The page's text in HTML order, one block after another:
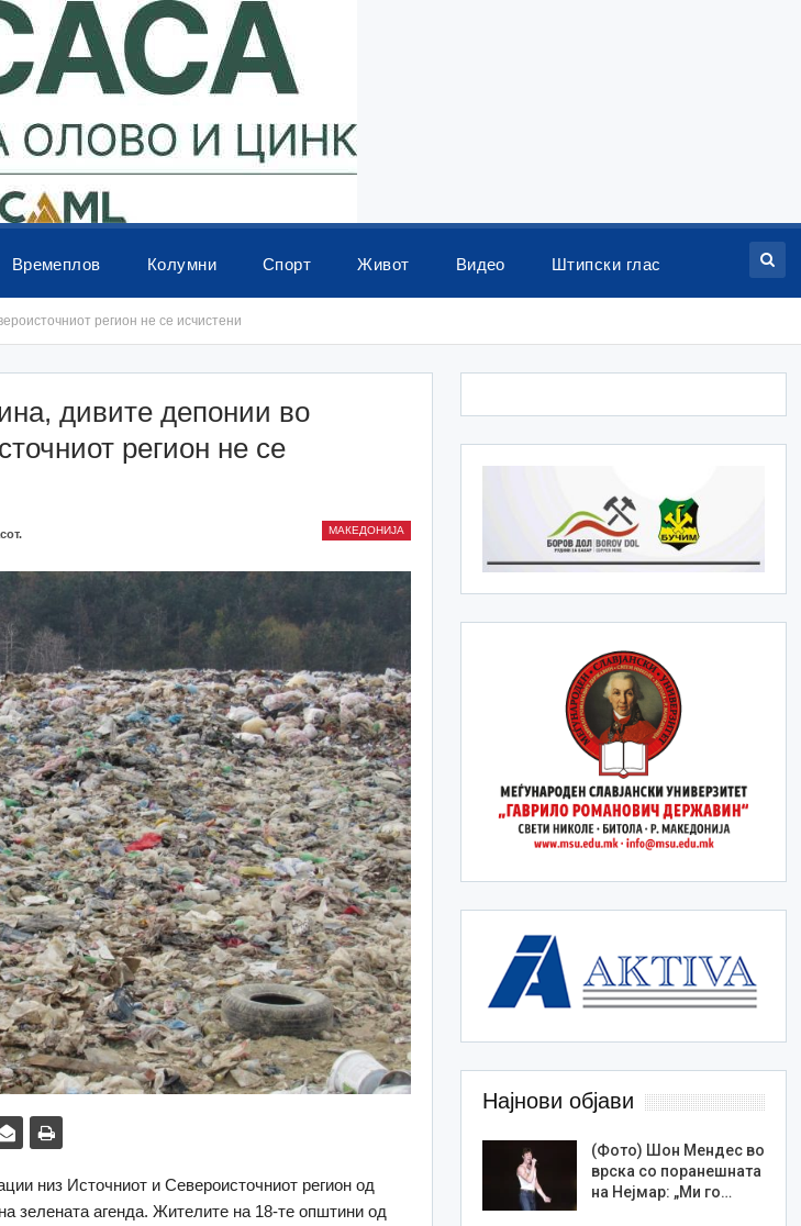
Времеплов Колумни Спорт Живот Видео Штипски глас
регион не се исчистени
дивите депонии во
регион не се
МАКЕДОНИЈА
низ Источниот и Североисточниот регион од
зелената агенда. Жителите на 18-те општини од
Најнови објави
(Фото) Шон Мендес во
врска со поранешната
на Нејмар: „Ми го…